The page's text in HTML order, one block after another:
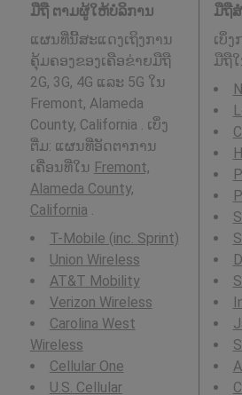
ມືຖື ຕາມຜູ້ໃຫ້ບໍລິການ
ແຜນທີ່ນີ້ສະແດງເຖິງການ
ຄຸ້ມຄອງຂອງເຄືອຂ່າຍມືຖື
2G, 3G, 4G ແລະ 5G ໃນ
Fremont, Alameda
County, California . ເບິ່ງ
ຕື່ມ: ແຜນທີ່ອັດຕາການ
ເຄື່ອນທີ່ໃນ Fremont,
Alameda County,
California .
T-Mobile (inc. Sprint)
Union Wireless
AT&T Mobility
Verizon Wireless
Carolina West
Wireless
Cellular One
U.S. Cellular
ມືຖື
ເບິ່
ມືຖືໃ